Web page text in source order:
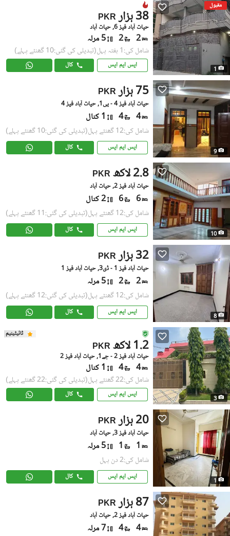
مقبول
1
PKR 38 ہزار
حیات آباد فیز 6, حیات آباد
2
2 5 مرلہ
شامل کی:1 ہفتہ پہل (تبدیلی کی گئی:10 گھنٹے پہلے)
ایس ایم ایس کال
9
PKR 75 ہزار
حیات آباد فیز 4 - پی1, حیات آباد فیز 4
4
4 1 کنال
شامل کی:12 گھنٹے پہل (تبدیلی کی گئی:10 گھنٹے پہلے)
ایس ایم ایس کال
10
PKR 2.8 لاکھ
حیات آباد فیز 2, حیات آباد
6
6 2 کنال
شامل کی:12 گھنٹے پہل (تبدیلی کی گئی:11 گھنٹے پہلے)
ایس ایم ایس کال
8
PKR 32 ہزار
حیات آباد فیز 1 - ڈی3, حیات آباد فیز 1
2
2 5 مرلہ
شامل کی:12 گھنٹے پہل (تبدیلی کی گئی:12 گھنٹے پہلے)
ایس ایم ایس کال
3
ٹائیٹینیم
PKR 1.2 لاکھ
حیات آباد فیز 2 - جے1, حیات آباد فیز 2
4
4 1 کنال
شامل کی:22 گھنٹے پہل (تبدیلی کی گئی:22 گھنٹے پہلے)
ایس ایم ایس کال
1
PKR 20 ہزار
حیات آباد فیز 3, حیات آباد
1
1 5 مرلہ
شامل کی:2 دن پہل
ایس ایم ایس کال
PKR 87 ہزار
حیات آباد فیز 2, حیات آباد
4
4 7 مرلہ